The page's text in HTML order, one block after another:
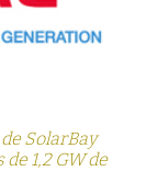
SolarBay
1,2 GW de